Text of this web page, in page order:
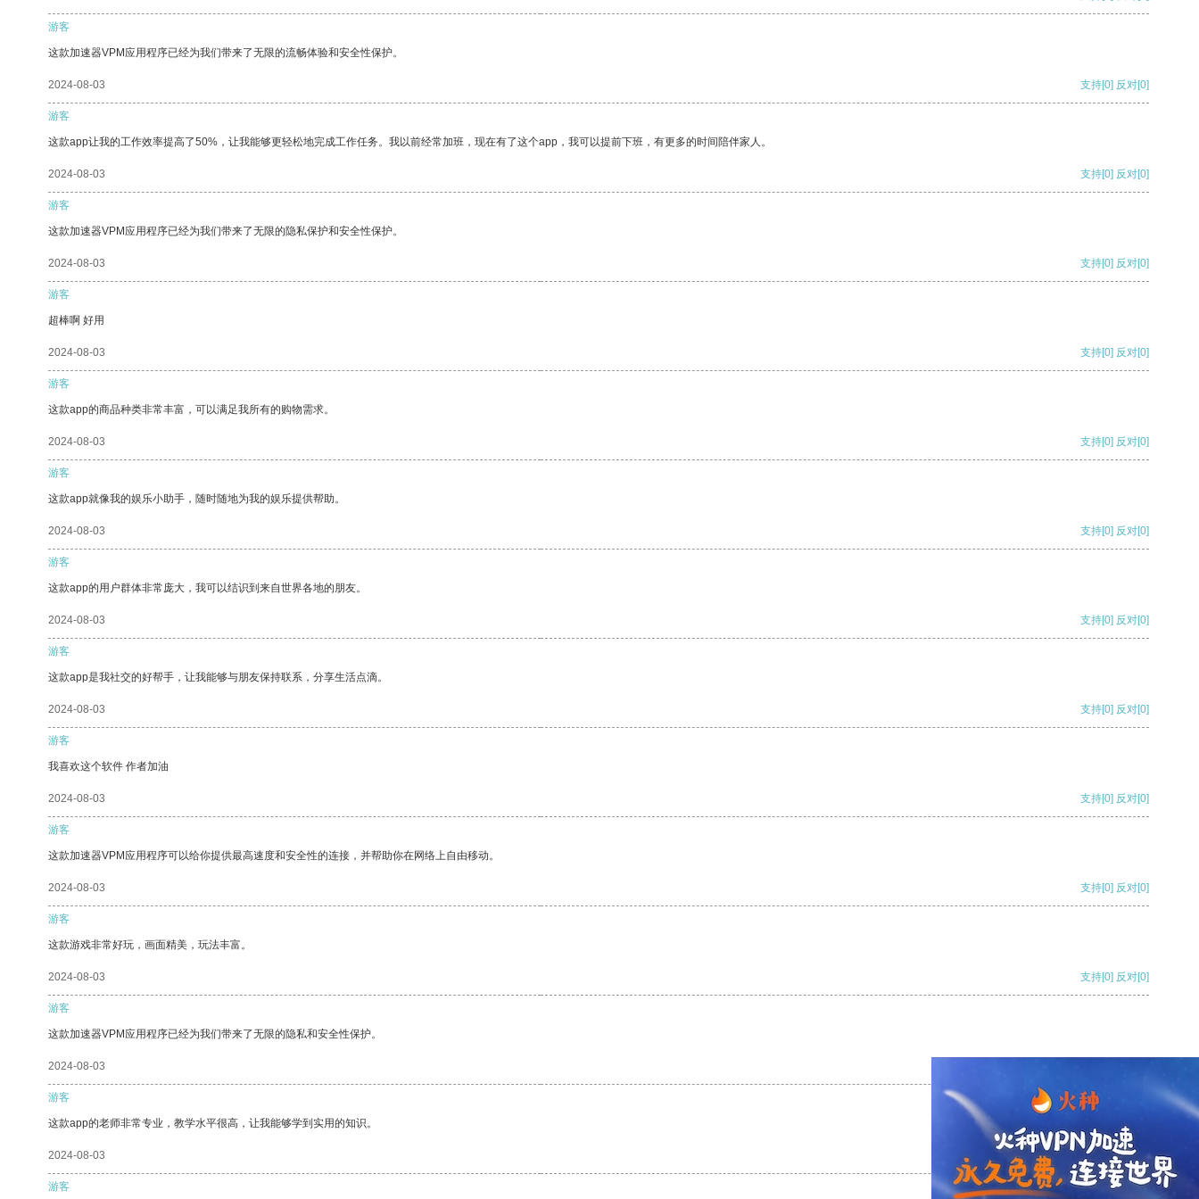
游客
这款加速器VPM应用程序已经为我们带来了无限的流畅体验和安全性保护。
2024-08-03 支持[0] 反对[0]
游客
这款app让我的工作效率提高了50%，让我能够更轻松地完成工作任务。我以前经常加班，现在有了这个app，我可以提前下班，有更多的时间陪伴家人。
2024-08-03 支持[0] 反对[0]
游客
这款加速器VPM应用程序已经为我们带来了无限的隐私保护和安全性保护。
2024-08-03 支持[0] 反对[0]
游客
超棒啊 好用
2024-08-03 支持[0] 反对[0]
游客
这款app的商品种类非常丰富，可以满足我所有的购物需求。
2024-08-03 支持[0] 反对[0]
游客
这款app就像我的娱乐小助手，随时随地为我的娱乐提供帮助。
2024-08-03 支持[0] 反对[0]
游客
这款app的用户群体非常庞大，我可以结识到来自世界各地的朋友。
2024-08-03 支持[0] 反对[0]
游客
这款app是我社交的好帮手，让我能够与朋友保持联系，分享生活点滴。
2024-08-03 支持[0] 反对[0]
游客
我喜欢这个软件 作者加油
2024-08-03 支持[0] 反对[0]
游客
这款加速器VPM应用程序可以给你提供最高速度和安全性的连接，并帮助你在网络上自由移动。
2024-08-03 支持[0] 反对[0]
游客
这款游戏非常好玩，画面精美，玩法丰富。
2024-08-03 支持[0] 反对[0]
游客
这款加速器VPM应用程序已经为我们带来了无限的隐私和安全性保护。
2024-08-03
游客
这款app的老师非常专业，教学水平很高，让我能够学到实用的知识。
2024-08-03 支持 [0] 反对 [0]
游客